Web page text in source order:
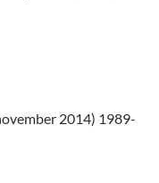
2014) 1989-